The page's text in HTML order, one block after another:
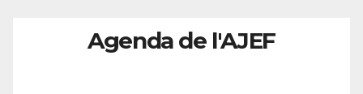
Agenda de l'AJEF